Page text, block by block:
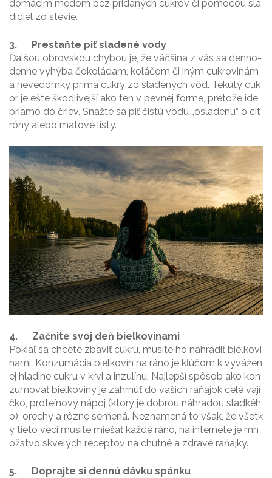
domácim medom bez pridaných cukrov či pomocou sla
didiel zo stévie.
3.
Prestaňte piť sladené vody
Ďalšou obrovskou chybou je, že väčšina z vás sa denno-
denne vyhýba čokoládam, koláčom či iným cukrovinám
a nevedomky príma cukry zo sladených vôd. Tekutý cuk
or je ešte škodlivejší ako ten v pevnej forme, pretože ide
priamo do čriev. Snažte sa piť čistú vodu „osladenú“ o cit
róny alebo mätové listy.
4. Začnite svoj deň bielkovinami
Pokiaľ sa chcete zbaviť cukru, musíte ho nahradiť bielkovi
nami. Konzumácia bielkovín na ráno je kľúčom k vyvážen
ej hladine cukru v krvi a inzulínu. Najlepší spôsob ako kon
zumovať bielkoviny je zahrnúť do vašich raňajok celé vají
čko, proteínový nápoj (ktorý je dobrou náhradou sladkéh
o), orechy a rôzne semená. Neznamená to však, že všetk
y tieto veci musíte miešať každé ráno, na internete je mn
ožstvo skvelých receptov na chutné a zdravé raňajky.
5.
Doprajte si dennú dávku spánku